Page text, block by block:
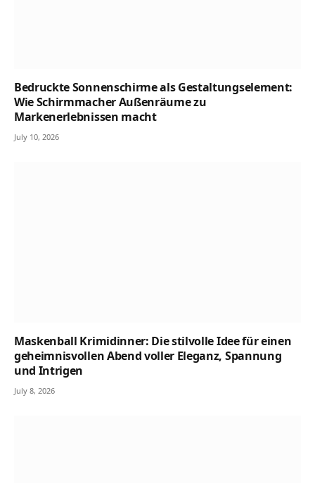
Bedruckte Sonnenschirme als Gestaltungselement:
Wie Schirmmacher Außenräume zu
Markenerlebnissen macht
July 10, 2026
Maskenball Krimidinner: Die stilvolle Idee für einen
geheimnisvollen Abend voller Eleganz, Spannung
und Intrigen
July 8, 2026